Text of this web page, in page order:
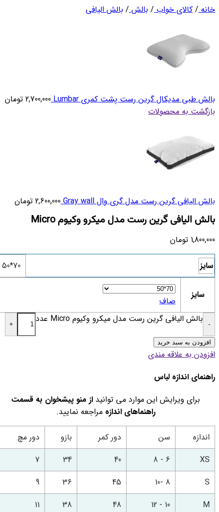
خانه/ کالای خواب/ بالش/ بالش الیافی
بالش طبی مدیکال گرین رست پشت کمری Lumbar 2,700,000 تومان
بازگشت به محصولات
بالش الیافی گرین رست مدل گری وال Gray wall 2,600,000 تومان
بالش الیافی گرین رست مدل میکرو وکیوم Micro
1,800,000 تومان
سایز 70*50
سایز
صاف
- بالش الیافی گرین رست مدل میکرو وکیوم Micro عدد +
افزودن به سبد خرید
افزودن به علاقه مندی
راهنمای اندازه لباس
برای ویرایش این موارد می توانید از منو پیشخوان به قسمت
راهنماهای اندازه مراجعه نمایید.
اندازه سن دور کمر بازو
دور مچ
XS
6 - 8
40
34
7
S
8 -10
45
36
9
M
10 - 12
48
38
11